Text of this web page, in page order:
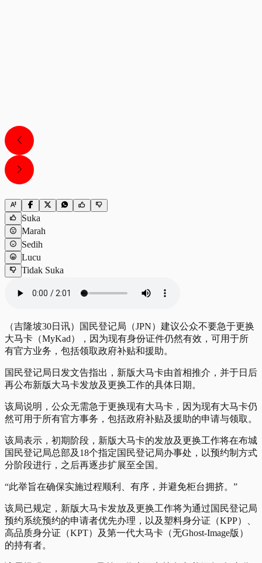
Suka
Marah
Sedih
Lucu
Tidak Suka
（吉隆坡30日讯）国民登记局（JPN）建议公众不要急于更换
大马卡（MyKad），因为现有身份证件仍然有效，可用于所
有官方业务，包括领取政府补贴和援助。
国民登记局日发文告指出，新版大马卡由首相推介，并于日后
再公布新版大马卡发放及更换工作的具体日期。
该局说明，公众无需急于更换现有大马卡，因为现有大马卡仍
然可用于所有官方事务，包括政府补贴及援助的申请与领取。
该局表示，初期阶段，新版大马卡的发放及更换工作将在布城
国民登记局总部及18个指定国民登记局办事处，以预约制方式
分阶段进行，之后再逐步扩展至全国。
“此举旨在确保实施过程顺利、有序，并避免柜台拥挤。”
该局已规定，新版大马卡发放及更换工作将为通过国民登记局
预约系统预约的申请者优先办理，以及塑料身分证（KPP）、
高品质身分证（KPT）及第一代大马卡（无Ghost-Image版）
的持有者。